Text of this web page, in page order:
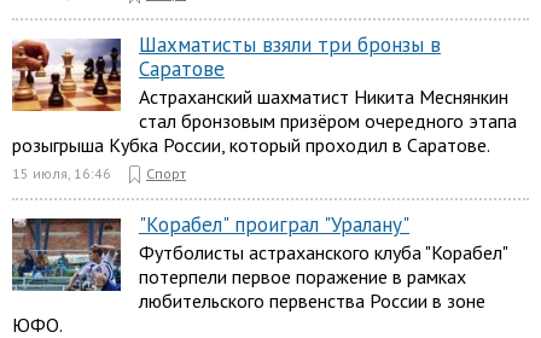
Шахматисты взяли три бронзы в
Саратове
Астраханский шахматист Никита Меснянкин
стал бронзовым призёром очередного этапа
розыгрыша Кубка России, который проходил в Саратове.
15 июля, 16:46 Спорт
"Корабел" проиграл "Уралану"
Футболисты астраханского клуба "Корабел"
потерпели первое поражение в рамках
любительского первенства России в зоне
ЮФО.